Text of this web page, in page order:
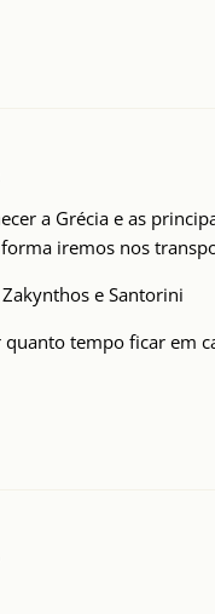
a Grécia e as
iremos nos
e Santorini
tempo ficar em